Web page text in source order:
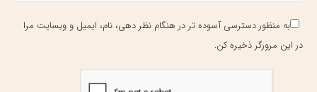
به منظور دسترسی آسوده تر در هنگام نظر دهی، نام، ایمیل و وبسایت مرا
در این مرورگر ذخیره کن.